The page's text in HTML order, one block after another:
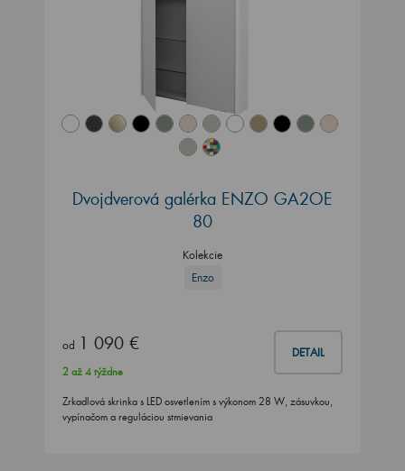
Dvojdverová galérka ENZO GA2OE
80
Kolekcie
Enzo
od 1 090 € DETAIL
2 až 4 týždne
Zrkadlová skrinka s LED osvetlením s výkonom 28 W, zásuvkou,
vypínačom a reguláciou stmievania